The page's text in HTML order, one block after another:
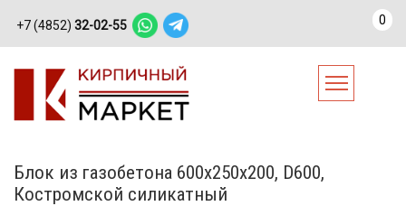
+7 (4852) 32-02-55 0
Блок из газобетона 600х250х200, D600,
Костромской силикатный